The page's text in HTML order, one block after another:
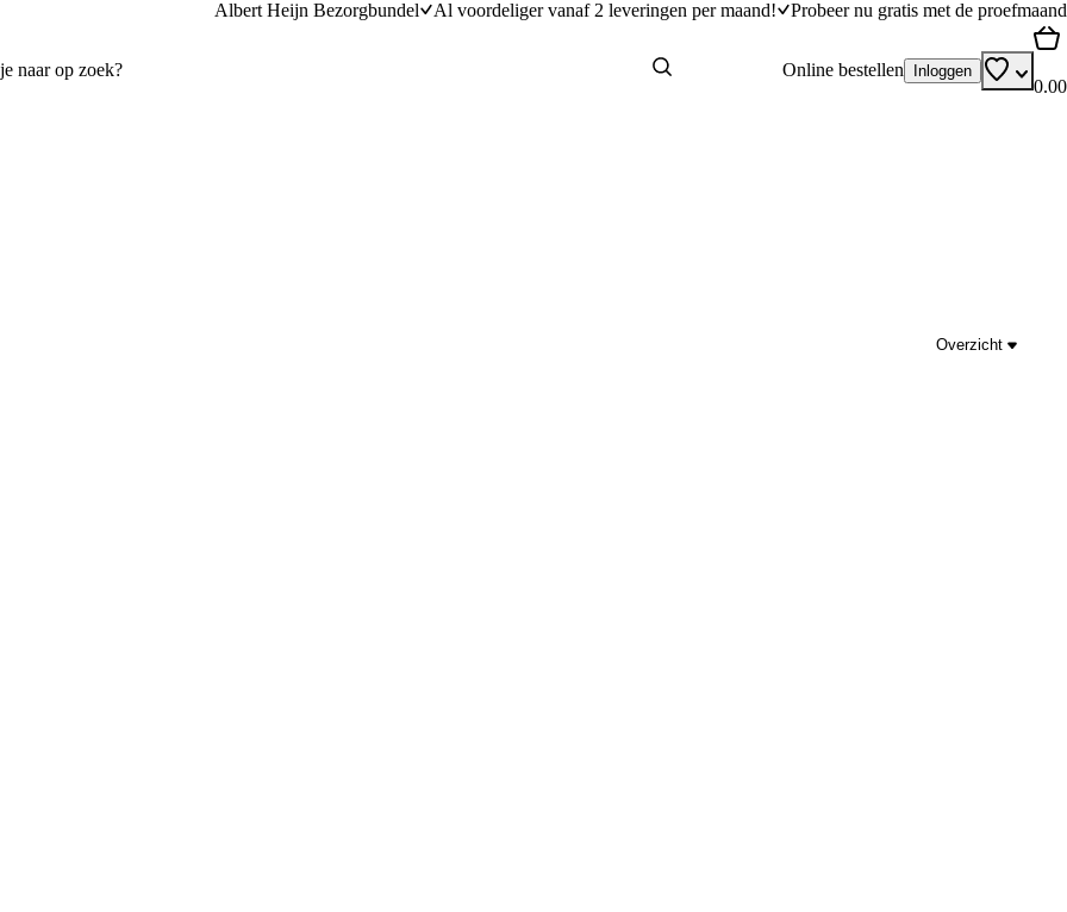
Albert Heijn Bezorgbundel Al voordeliger vanaf 2 leveringen per maand! Probeer nu gratis met de proefmaand
Online bestellen Inloggen
0.00
Overzicht